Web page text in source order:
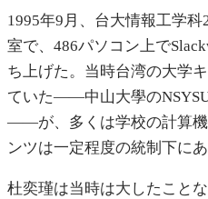
1995年9月、台大情報工学
室で、486パソコン上で
ち上げた。当時台湾の大学
ていた——中山大學の
——が、多くは学校の計算
ンツは一定程度の統制下にあ
杜奕瑾は当時は大したこと